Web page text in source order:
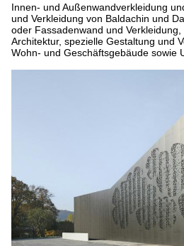
Innen- und Außenwandverkleidung
und Verkleidung von Baldachin und
oder Fassadenwand und Verkleidung,
Architektur, spezielle Gestaltung und
Wohn- und Geschäftsgebäude sowie